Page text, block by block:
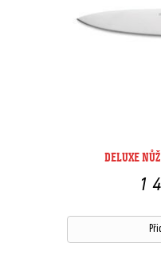
DELUXE
1